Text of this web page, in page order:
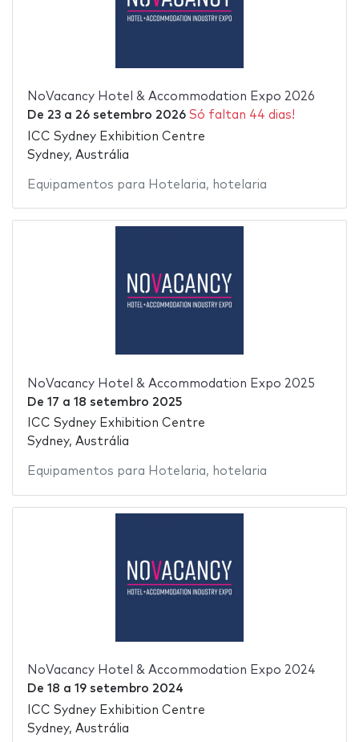
NoVacancy Hotel & Accommodation Expo 2026
De 23a 26 setembro 2026 Só faltan 44 dias!
ICC Sydney Exhibition Centre
Sydney, Austrália
Equipamentos para Hotelaria, hotelaria
NoVacancy Hotel & Accommodation Expo 2025
De 17 a 18 setembro 2025
ICC Sydney Exhibition Centre
Sydney, Austrália
Equipamentos para Hotelaria, hotelaria
NoVacancy Hotel & Accommodation Expo 2024
De 18 a 19 setembro 2024
ICC Sydney Exhibition Centre
Sydney, Austrália